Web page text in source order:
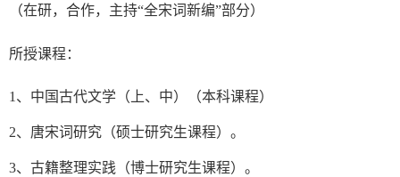
（在研，合作，主持“全宋词新编”部分）
所授课程：
1、中国古代文学（上、中）（本科课程）
2、唐宋词研究（硕士研究生课程）。
3、古籍整理实践（博士研究生课程）。